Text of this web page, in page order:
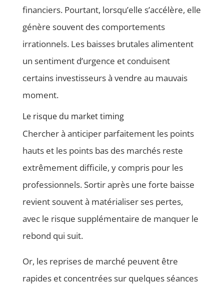
financiers. Pourtant, lorsqu’elle s’accélère, elle
génère souvent des comportements
irrationnels. Les baisses brutales alimentent
un sentiment d’urgence et conduisent
certains investisseurs à vendre au mauvais
moment.
Le risque du market timing
Chercher à anticiper parfaitement les points
hauts et les points bas des marchés reste
extrêmement difficile, y compris pour les
professionnels. Sortir après une forte baisse
revient souvent à matérialiser ses pertes,
avec le risque supplémentaire de manquer le
rebond qui suit.
Or, les reprises de marché peuvent être
rapides et concentrées sur quelques séances